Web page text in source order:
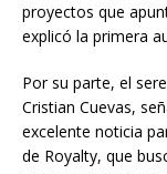
proyectos que
explicó la primera
Por su parte, el
Cristian Cuevas,
excelente noticia
de Royalty, que